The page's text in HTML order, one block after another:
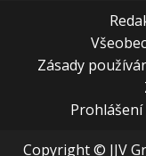
Zásady
Copyright © JJV